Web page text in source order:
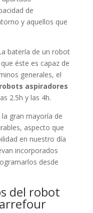
de
y aquellos que
batería de un robot
éste es capaz de
generales, el
robots aspiradores
2.5h y las 4h.
gran mayoría de
aspecto que
en nuestro día
incorporados
desde
del robot